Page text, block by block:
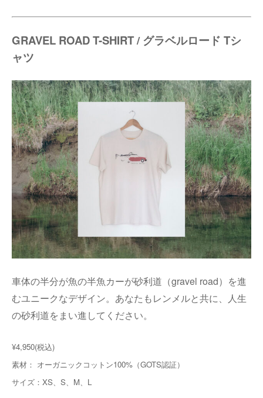
GRAVEL ROAD T-SHIRT / グラベルロード Tシ
ャツ
車体の半分が魚の半魚カーが砂利道（gravel road）を進
むユニークなデザイン。あなたもレンメルと共に、人生
の砂利道をまい進してください。
¥4,950(税込)
素材： オーガニックコットン100%（GOTS認証）
サイズ：XS、S、M、L